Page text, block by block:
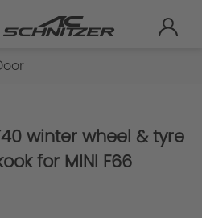
winter wheel & tyre
for MINI F66